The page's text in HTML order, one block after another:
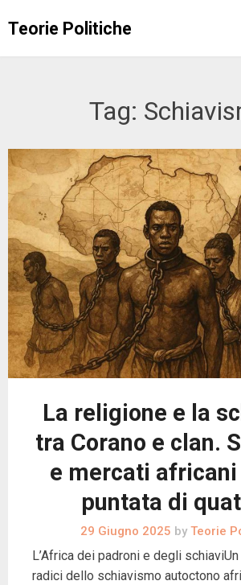
toTeorie Politiche
Tag:
La religione e la
tra Corano e clan.
e mercati africani
puntata di
29 Giugno 2025 byTeorie
L’Africa dei padroni e degli
radici dello schiavismo autoctono